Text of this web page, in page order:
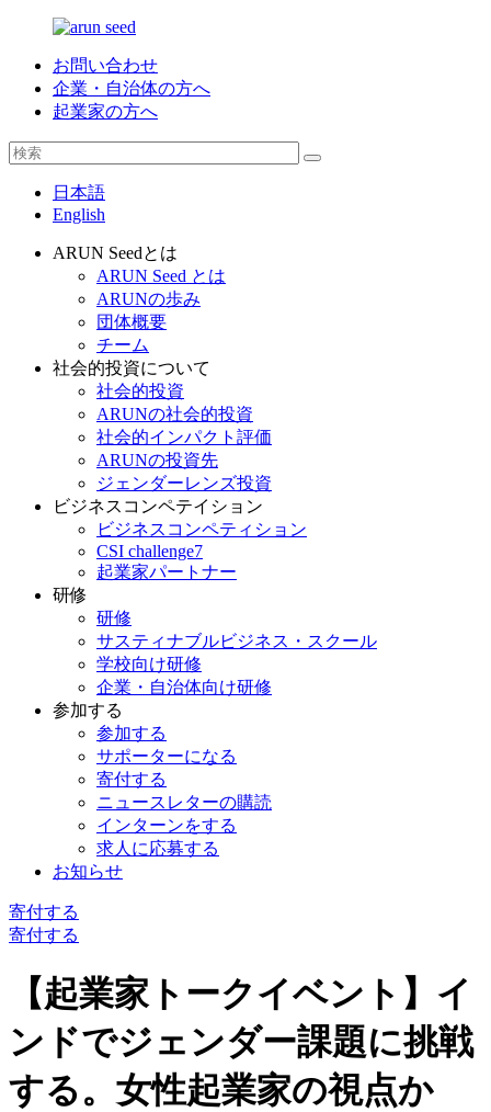
お問い合わせ
企業・自治体の方へ
起業家の方へ
日本語
English
ARUN Seedとは
ARUN Seed とは
ARUNの歩み
団体概要
チーム
社会的投資について
社会的投資
ARUNの社会的投資
社会的インパクト評価
ARUNの投資先
ジェンダーレンズ投資
ビジネスコンペテイション
ビジネスコンペティション
CSI challenge7
起業家パートナー
研修
研修
サスティナブルビジネス・スクール
学校向け研修
企業・自治体向け研修
参加する
参加する
サポーターになる
寄付する
ニュースレターの購読
インターンをする
求人に応募する
お知らせ
寄付する
寄付する
【起業家トークイベント】イ
ンドでジェンダー課題に挑戦
する。女性起業家の視点か